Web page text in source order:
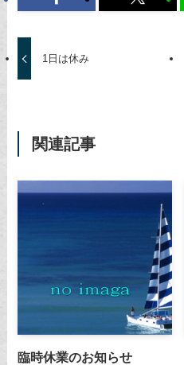
1日は休み
関連記事
臨時休業のお知らせ